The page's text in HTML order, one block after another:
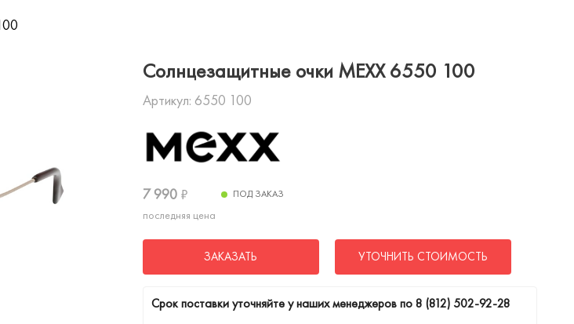
Солнцезащитные очки MEXX 6550 100
Артикул: 6550 100
7 990 ₽
последняя цена
ПОД ЗАКАЗ
ЗАКАЗАТЬ УТОЧНИТЬ СТОИМОСТЬ
Cрок поставки уточняйте у наших менеджеров по8 (812) 502-92-28